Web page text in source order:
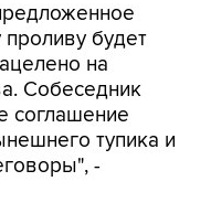
будет
на
Собеседник
соглашение
тупика и
-